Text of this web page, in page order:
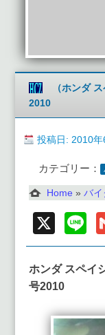
（ホンダ
2010
投稿日: 2010年
カテゴリー：
Home » バ
X
ホンダ スペイ
号2010